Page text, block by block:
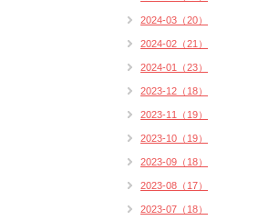
2024-03（20）
2024-02（21）
2024-01（23）
2023-12（18）
2023-11（19）
2023-10（19）
2023-09（18）
2023-08（17）
2023-07（18）